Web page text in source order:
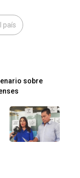
país
sobre